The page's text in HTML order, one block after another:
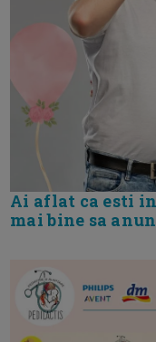
Ai aflat ca esti
mai bine sa